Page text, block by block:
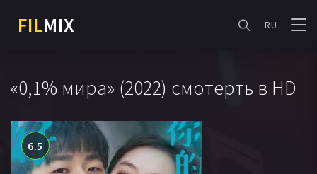
FILMIX RU
«0,1% мира» (2022) смотерть в HD
6.5